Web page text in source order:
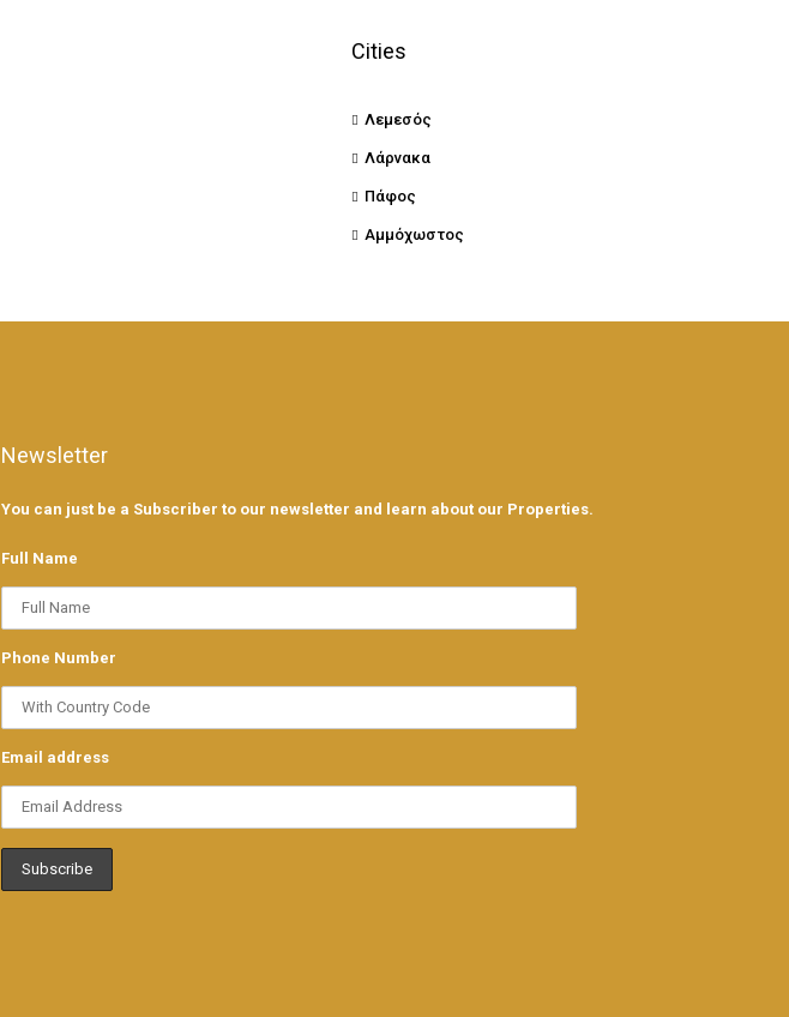
Cities
Λεμεσός
Λάρνακα
Πάφος
Αμμόχωστος
Newsletter
You can just be a Subscriber to our newsletter and learn about our Properties.
Full Name
Phone Number
Email address